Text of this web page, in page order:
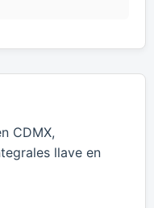
CDMX,
llave en